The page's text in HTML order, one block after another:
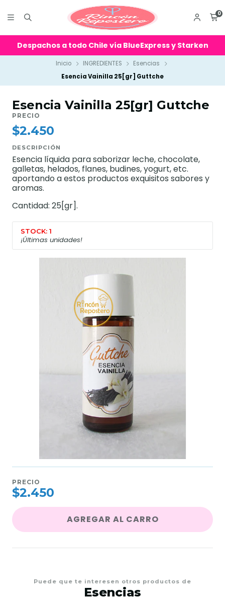
0
Despachos a todo Chile vía BlueExpress y Starken
Inicio INGREDIENTES
Esencias
Esencia Vainilla 25[gr] Guttche
Esencia Vainilla 25[gr] Guttche
PRECIO
$2.450
DESCRIPCIÓN
Esencia líquida para saborizar leche, chocolate,
galletas, helados, flanes, budines, yogurt, etc.
aportando a estos productos exquisitos sabores y
aromas.
Cantidad: 25[gr].
STOCK: 1
¡Últimas unidades!
PRECIO
$2.450
AGREGAR AL CARRO
Puede que te interesen otros productos de
Esencias